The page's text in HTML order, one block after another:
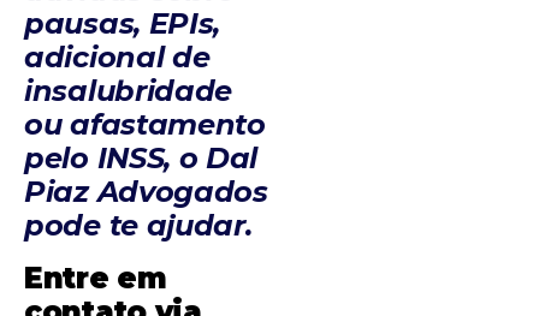
pausas, EPIs,
adicional de
insalubridade
ou afastamento
pelo INSS, o Dal
Piaz Advogados
pode te ajudar.
Entre em